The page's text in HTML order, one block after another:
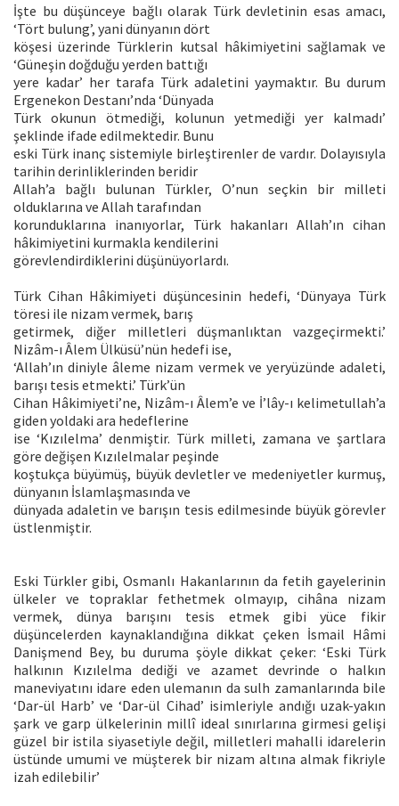
İşte bu düşünceye bağlı olarak Türk devletinin esas amacı,
‘Tört bulung’, yani dünyanın dört
köşesi üzerinde Türklerin kutsal hâkimiyetini sağlamak ve
‘Güneşin doğduğu yerden battığı
yere kadar’ her tarafa Türk adaletini yaymaktır. Bu durum
Ergenekon Destanı’nda ‘Dünyada
Türk okunun ötmediği, kolunun yetmediği yer kalmadı’
şeklinde ifade edilmektedir. Bunu
eski Türk inanç sistemiyle birleştirenler de vardır. Dolayısıyla
tarihin derinliklerinden beridir
Allah’a bağlı bulunan Türkler, O’nun seçkin bir milleti
olduklarına ve Allah tarafından
korunduklarına inanıyorlar, Türk hakanları Allah’ın cihan
hâkimiyetini kurmakla kendilerini
görevlendirdiklerini düşünüyorlardı.
Türk Cihan Hâkimiyeti düşüncesinin hedefi, ‘Dünyaya Türk
töresi ile nizam vermek, barış
getirmek, diğer milletleri düşmanlıktan vazgeçirmekti.’
Nizâm-ı Âlem Ülküsü’nün hedefi ise,
‘Allah’ın diniyle âleme nizam vermek ve yeryüzünde adaleti,
barışı tesis etmekti.’ Türk’ün
Cihan Hâkimiyeti’ne, Nizâm-ı Âlem’e ve İ’lây-ı kelimetullah’a
giden yoldaki ara hedeflerine
ise ‘Kızılelma’ denmiştir. Türk milleti, zamana ve şartlara
göre değişen Kızılelmalar peşinde
koştukça büyümüş, büyük devletler ve medeniyetler kurmuş,
dünyanın İslamlaşmasında ve
dünyada adaletin ve barışın tesis edilmesinde büyük görevler
üstlenmiştir.
Eski Türkler gibi, Osmanlı Hakanlarının da fetih gayelerinin
ülkeler ve topraklar fethetmek olmayıp, cihâna nizam
vermek, dünya barışını tesis etmek gibi yüce fikir
düşüncelerden kaynaklandığına dikkat çeken İsmail Hâmi
Danişmend Bey, bu duruma şöyle dikkat çeker: ‘Eski Türk
halkının Kızılelma dediği ve azamet devrinde o halkın
maneviyatını idare eden ulemanın da sulh zamanlarında bile
‘Dar-ül Harb’ ve ‘Dar-ül Cihad’ isimleriyle andığı uzak-yakın
şark ve garp ülkelerinin millî ideal sınırlarına girmesi gelişi
güzel bir istila siyasetiyle değil, milletleri mahalli idarelerin
üstünde umumi ve müşterek bir nizam altına almak fikriyle
izah edilebilir’